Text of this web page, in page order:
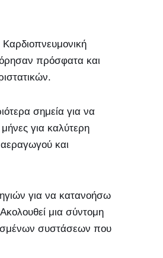
πρόσφατα και
σημεία για να
για καλύτερη
και
για να κατανοήσω
μια σύντομη
συστάσεων που